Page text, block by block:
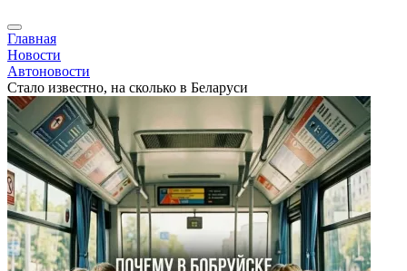
Главная
Новости
Автоновости
Стало известно, на сколько в Беларуси